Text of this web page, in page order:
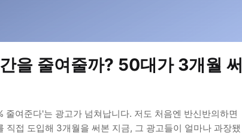
을 줄여줄까? 50대가 3개월 써
여준다'는 광고가 넘쳐납니다. 저도 처음엔 반신반의하면
직접 도입해 3개월을 써본 지금, 그 광고들이 얼마나 과장됐